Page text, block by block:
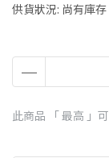
供貨狀況: 尚有庫存
此商品 「 最高 」